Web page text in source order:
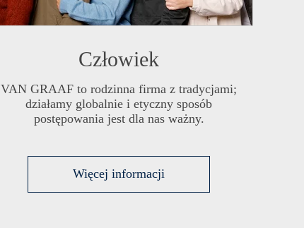
Człowiek
VAN GRAAF to rodzinna firma z tradycjami;
działamy globalnie i etyczny sposób
postępowania jest dla nas ważny.
Więcej informacji